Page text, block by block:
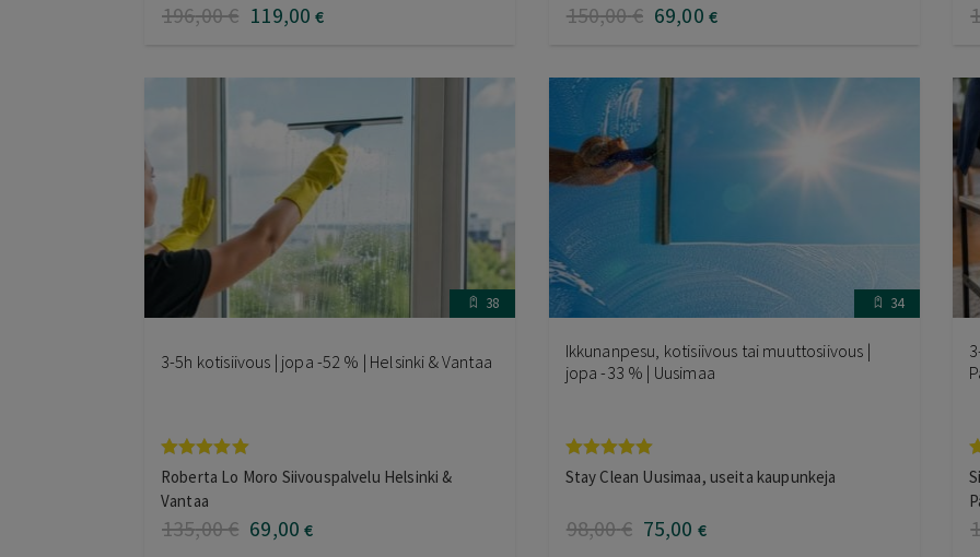
196,00€ 119,00 € 150,00€ 69,00 €
38
3-5h kotisiivous | jopa -52 % | Helsinki & Vantaa
Arvostelu
tuotteesta:
5.00 / 5
Roberta Lo Moro Siivouspalvelu Helsinki &
Vantaa
135,00€ 69,00 €
34
Ikkunanpesu, kotisiivous tai muuttosiivous |
jopa -33 % | Uusimaa
Arvostelu
tuotteesta:
Stay Clean Uusimaa, useita kaupunkeja
98,00€ 75,00 €